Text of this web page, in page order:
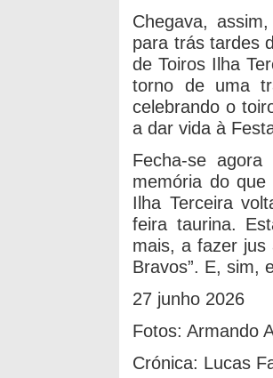
Chegava,
para trás tardes
de Toiros Ilha
torno de uma
celebrando o
a dar vida à
Fecha-se
memória do
Ilha Terceira
feira taurina.
mais, a fazer jus
Bravos”. E, sim,
27 junho 2026
Fotos: Armando
Crónica: Lucas